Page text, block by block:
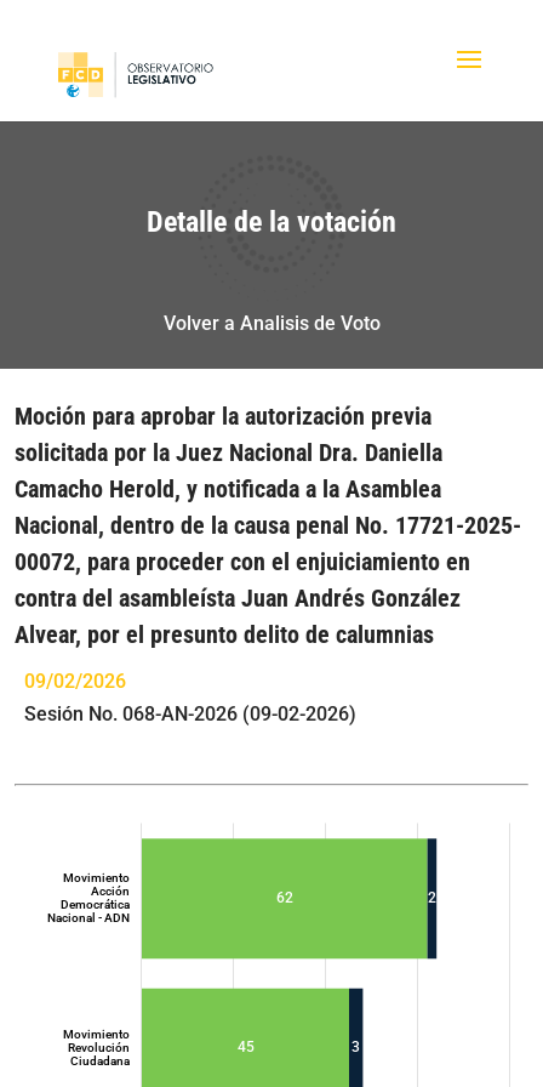
Detalle de la votación
Volver a Analisis de Voto
Moción para aprobar la autorización previa
solicitada por la Juez Nacional Dra. Daniella
Camacho Herold, y notificada a la Asamblea
Nacional, dentro de la causa penal No. 17721-2025-
00072, para proceder con el enjuiciamiento en
contra del asambleísta Juan Andrés González
Alvear, por el presunto delito de calumnias
09/02/2026
Sesión No. 068-AN-2026 (09-02-2026)
45
62
3
2
Movimiento
Revolución
Ciudadana
Movimiento
Acción
Democrática
Nacional - ADN